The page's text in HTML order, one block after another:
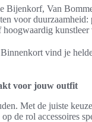
Bijenkorf, Van
voor
hoogwaardig kunstleer
vind je
voor jouw outfit
Met de juiste
de rol accessoires